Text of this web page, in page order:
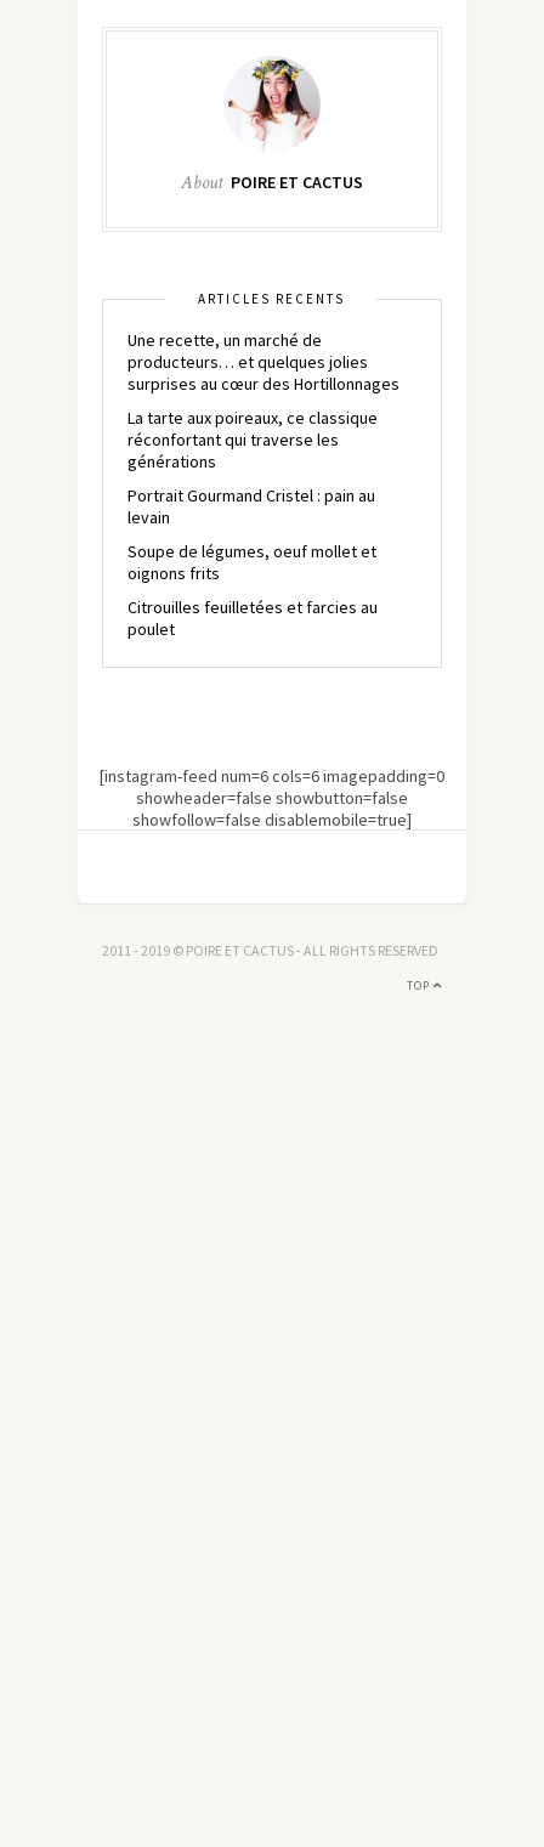
About POIRE ET CACTUS
ARTICLES RÉCENTS
Une recette, un marché de
producteurs… et quelques jolies
surprises au cœur des Hortillonnages
La tarte aux poireaux, ce classique
réconfortant qui traverse les
générations
Portrait Gourmand Cristel : pain au
levain
Soupe de légumes, oeuf mollet et
oignons frits
Citrouilles feuilletées et farcies au
poulet
[instagram-feed num=6 cols=6 imagepadding=0
showheader=false showbutton=false
showfollow=false disablemobile=true]
2011 - 2019 © POIRE ET CACTUS - ALL RIGHTS RESERVED
TOP